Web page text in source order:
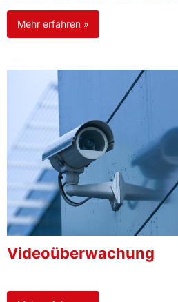
Mehr erfahren »
Videoüberwachung